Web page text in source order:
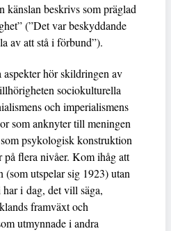
känslan beskrivs som präglad
(”Det var beskyddande
av att stå i förbund”).
hör skildringen av
sociokulturella
och imperialismens
som anknyter till meningen
psykologisk konstruktion
på flera nivåer. Kom ihåg att
utspelar sig 1923) utan
i dag, det vill säga,
framväxt och
utmynnade i andra